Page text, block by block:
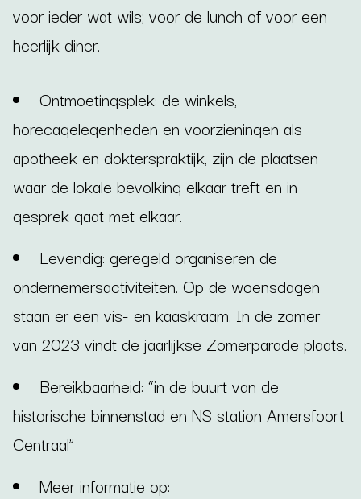
voor ieder wat wils; voor de lunch of voor een
heerlijk diner.
Ontmoetingsplek: de winkels,
horecagelegenheden en voorzieningen als
apotheek en dokterspraktijk, zijn de plaatsen
waar de lokale bevolking elkaar treft en in
gesprek gaat met elkaar.
Levendig: geregeld organiseren de
ondernemersactiviteiten. Op de woensdagen
staan er een vis- en kaaskraam. In de zomer
van 2023 vindt de jaarlijkse Zomerparade plaats.
Bereikbaarheid: “in de buurt van de
historische binnenstad en NS station Amersfoort
Centraal”
Meer informatie op: